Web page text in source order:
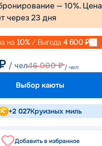
—10%. Цена
через23 дня
на 10% / Выгода 4 600 ₽
/ чел46 000₽/ чел
Выбор каюты
+2 027Круизных миль
Добавить в избранное